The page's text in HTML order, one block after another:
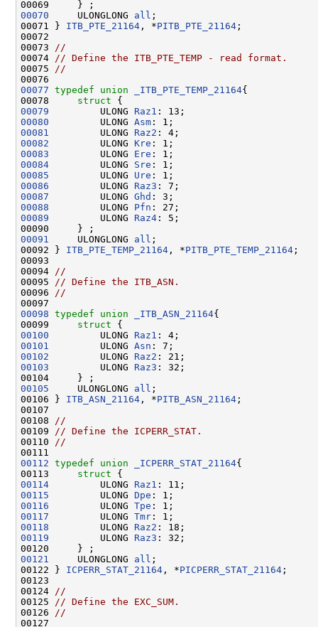
00070
     ULONGLONG
all ;
00071 } ITB_PTE_21164 , *PITB_PTE_21164 ;
00072
00073
//
00074
// Define the ITB_PTE_TEMP - read format.
00075
//
00077 typedef union _ITB_PTE_TEMP_21164{
00078 struct
00079
         ULONG
Raz1
00080
         ULONG
Asm
00081
         ULONG
Raz2
00082
         ULONG
Kre
00083
         ULONG
Ere
00084
         ULONG
Sre
00085
         ULONG
Ure
00086
         ULONG
Raz3
00087
         ULONG
Ghd
00088
         ULONG
Pfn
00089
         ULONG
Raz4 : 5;
00091
     ULONGLONG
all ;
00092 } ITB_PTE_TEMP_21164 , *PITB_PTE_TEMP_21164 ;
00093
00094
//
00095
// Define the ITB_ASN.
00096
//
00098 typedef union _ITB_ASN_21164{
00099 struct
00100
         ULONG
Raz1
00101
         ULONG
Asn
00102
         ULONG
Raz2
00103
         ULONG
Raz3 : 32;
00105
     ULONGLONG
all ;
00106 } ITB_ASN_21164 , *PITB_ASN_21164 ;
00107
00108
//
00109
// Define the ICPERR_STAT.
00110
//
00112 typedef union _ICPERR_STAT_21164{
00113 struct
00114
         ULONG
Raz1
00115
         ULONG
Dpe
00116
         ULONG
Tpe
00117
         ULONG
Tmr
00118
         ULONG
Raz2
00119
         ULONG
Raz3 : 32;
00121
     ULONGLONG
all ;
00122 } ICPERR_STAT_21164 , *PICPERR_STAT_21164 ;
00123
00124
//
00125
// Define the EXC_SUM.
00126
//